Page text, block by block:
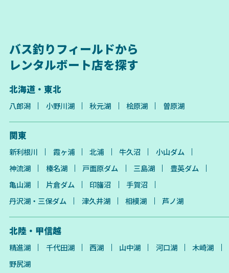
バス釣りフィールドから
レンタルボート店を探す
北海道・東北
八郎潟 小野川湖 秋元湖 桧原湖 曽原湖
関東
新利根川 霞ヶ浦 北浦 牛久沼
小山ダム
神流湖
榛名湖 戸面原ダム 三島湖
豊英ダム
亀山湖
片倉ダム 印旛沼
手賀沼
丹沢湖・三保ダム
津久井湖 相模湖 芦ノ湖
北陸・甲信越
精進湖 千代田湖 西湖 山中湖 河口湖
木崎湖
野尻湖